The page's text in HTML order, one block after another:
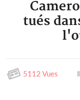
tués
5112 Vues